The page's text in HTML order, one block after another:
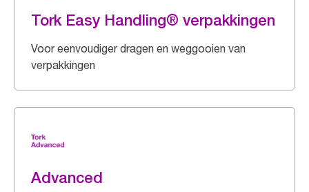
Tork Easy Handling® verpakkingen
Voor eenvoudiger dragen en weggooien van
verpakkingen
Advanced